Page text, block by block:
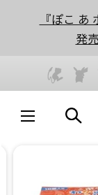
『ぽこ あ
発